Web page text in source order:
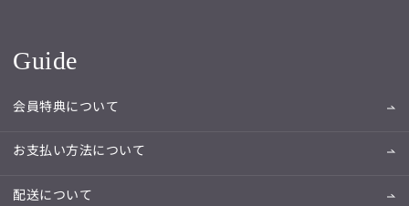
Guide
会員特典について
お支払い方法について
配送について